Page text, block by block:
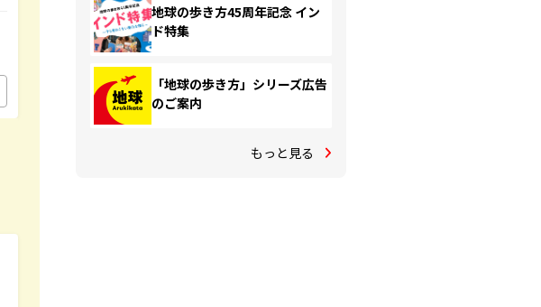
地球の歩き方45周年記念 イン
ド特集
「地球の歩き方」シリーズ広告
のご案内
もっと見る